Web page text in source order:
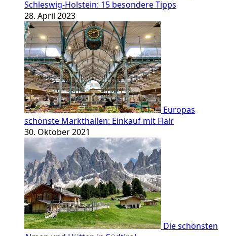
Schleswig-Holstein: 15 besondere Tipps
28. April 2023
Europas
schönste Markthallen: Einkauf mit Flair
30. Oktober 2021
Die schönsten